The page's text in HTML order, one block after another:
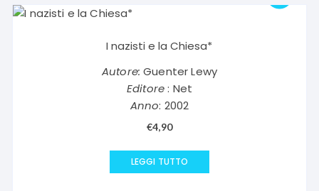
I nazisti e la Chiesa*
Autore: Guenter Lewy
Editore: Net
Anno: 2002
€4,90
LEGGI TUTTO